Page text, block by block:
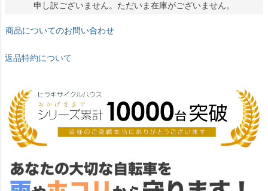
申し訳ございません。ただいま在庫がございません。
商品についてのお問い合わせ
返品特約について